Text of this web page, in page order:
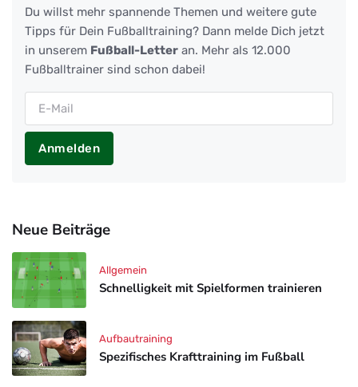
Du willst mehr spannende Themen und weitere gute
Tipps für Dein Fußballtraining? Dann melde Dich jetzt
in unserem Fußball-Letter an. Mehr als 12.000
Fußballtrainer sind schon dabei!
Anmelden
Neue Beiträge
Schnelligkeit mit Spielformen trainieren
Allgemein
Spezifisches Krafttraining im Fußball
Aufbautraining